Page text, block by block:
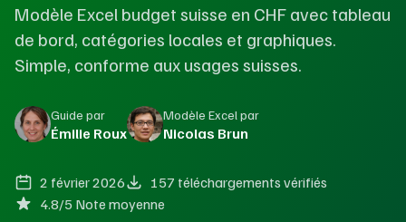
Modèle Excel budget suisse en CHF avec tableau
de bord, catégories locales et graphiques.
Simple, conforme aux usages suisses.
Guide par
Émilie Roux
Modèle Excel par
Nicolas Brun
2 février 2026
157 téléchargements vérifiés
4.8/5 Note moyenne